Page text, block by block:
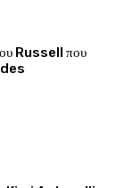
Russell που